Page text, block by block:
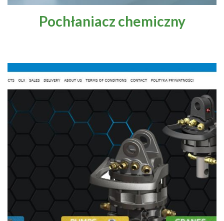
Pochłaniacz chemiczny